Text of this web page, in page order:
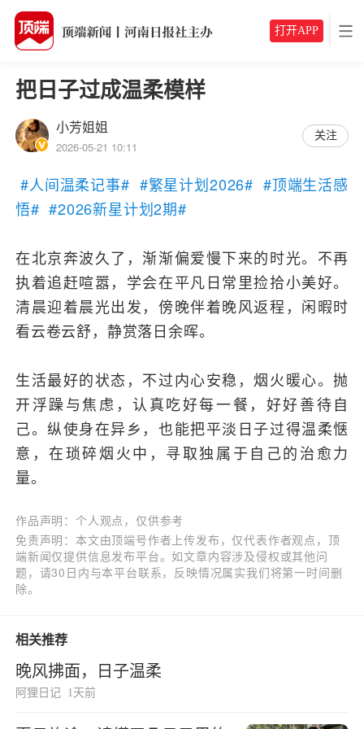
打开APP
把日子过成温柔模样
小芳姐姐
2026-05-21 10:11
关注
#人间温柔记事# #繁星计划2026# #顶端生活感
悟# #2026新星计划2期#
在北京奔波久了，渐渐偏爱慢下来的时光。不再
执着追赶喧嚣，学会在平凡日常里捡拾小美好。
清晨迎着晨光出发，傍晚伴着晚风返程，闲暇时
看云卷云舒，静赏落日余晖。
生活最好的状态，不过内心安稳，烟火暖心。抛
开浮躁与焦虑，认真吃好每一餐，好好善待自
己。纵使身在异乡，也能把平淡日子过得温柔惬
意，在琐碎烟火中，寻取独属于自己的治愈力
量。
作品声明：个人观点，仅供参考
免责声明：本文由顶端号作者上传发布，仅代表作者观点，顶
端新闻仅提供信息发布平台。如文章内容涉及侵权或其他问
题，请30日内与本平台联系，反映情况属实我们将第一时间删
除。
相关推荐
晚风拂面，日子温柔
阿狸日记 1天前